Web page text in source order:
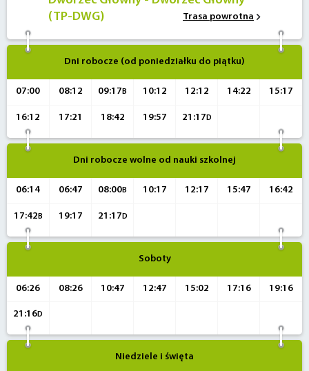
(TP-DWG)
Trasa powrotna
Dni robocze (od poniedziałku do piątku)
07:00 08:12 09:17 B 10:12 12:12 14:22 15:17
16:12 17:21 18:42 19:57 21:17 D
Dni robocze wolne od nauki szkolnej
06:14 06:47 08:00B 10:17 12:17 15:47 16:42
17:42 B 19:17 21:17 D
Soboty
06:26 08:26 10:47 12:47 15:02 17:16 19:16
21:16D
Niedziele i święta